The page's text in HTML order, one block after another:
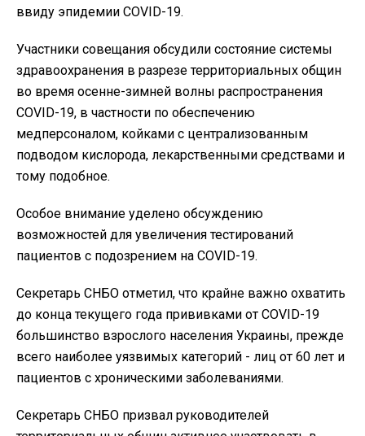
ввиду эпидемии COVID-19.
Участники совещания обсудили состояние системы
здравоохранения в разрезе территориальных общин
во время осенне-зимней волны распространения
COVID-19, в частности по обеспечению
медперсоналом, койками с централизованным
подводом кислорода, лекарственными средствами и
тому подобное.
Особое внимание уделено обсуждению
возможностей для увеличения тестирований
пациентов с подозрением на COVID-19.
Секретарь СНБО отметил, что крайне важно охватить
до конца текущего года прививками от COVID-19
большинство взрослого населения Украины, прежде
всего наиболее уязвимых категорий - лиц от 60 лет и
пациентов с хроническими заболеваниями.
Секретарь СНБО призвал руководителей